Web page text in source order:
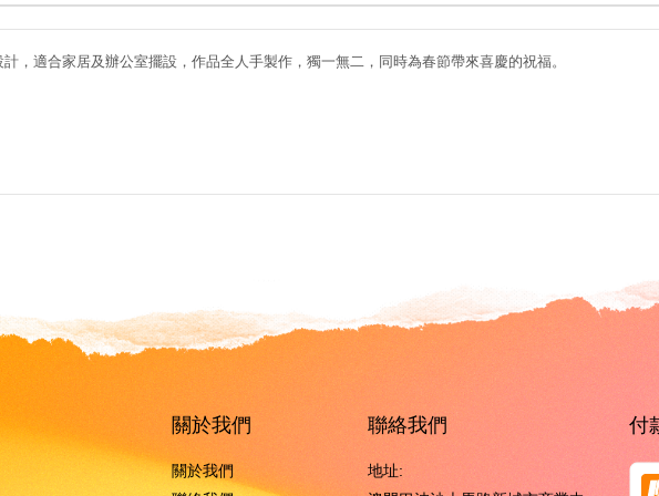
，適合家居及辦公室擺設，作品全人手製作，獨一無二，同時為春節帶來喜慶的祝福。
關於我們
關於我們
聯絡我們
地址:
付